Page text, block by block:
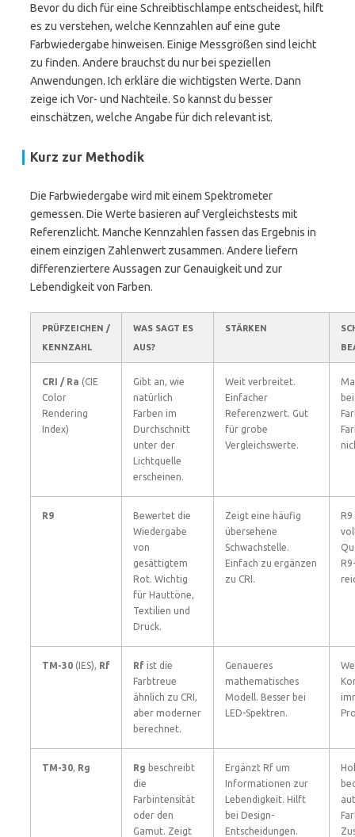
Bevor du dich für eine Schreibtischlampe entscheidest, hilft
es zu verstehen, welche Kennzahlen auf eine gute
Farbwiedergabe hinweisen. Einige Messgrößen sind leicht
zu finden. Andere brauchst du nur bei speziellen
Anwendungen. Ich erkläre die wichtigsten Werte. Dann
zeige ich Vor- und Nachteile. So kannst du besser
einschätzen, welche Angabe für dich relevant ist.
Kurz zur Methodik
Die Farbwiedergabe wird mit einem Spektrometer
gemessen. Die Werte basieren auf Vergleichstests mit
Referenzlicht. Manche Kennzahlen fassen das Ergebnis in
einem einzigen Zahlenwert zusammen. Andere liefern
differenziertere Aussagen zur Genauigkeit und zur
Lebendigkeit von Farben.
PRÜFZEICHEN /
KENNZAHL
WAS SAGT ES
AUS?
STÄRKEN
CRI / Ra (CIE
Color
Rendering
Index)
Gibt an, wie
natürlich
Farben im
Durchschnitt
unter der
Lichtquelle
erscheinen.
Weit verbreitet.
Einfacher
Referenzwert. Gut
für grobe
Vergleichswerte.
R9
Bewertet die
Wiedergabe
von
gesättigtem
Rot. Wichtig
für Hauttöne,
Textilien und
Druck.
Zeigt eine häufig
übersehene
Schwachstelle.
Einfach zu ergänzen
zu CRI.
R9
TM-30 (IES), Rf Rf ist die
Farbtreue
ähnlich zu CRI,
aber moderner
berechnet.
Genaueres
mathematisches
Modell. Besser bei
LED-Spektren.
TM-30, Rg Rg beschreibt
die
Farbintensität
oder den
Gamut. Zeigt
Ergänzt Rf um
Informationen zur
Lebendigkeit. Hilft
bei Design-
Entscheidungen.